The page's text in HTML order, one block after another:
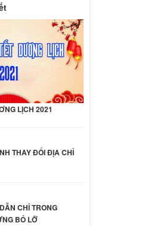
LỊCH 2021
THAY ĐỔI ĐỊA CHỈ
CHỈ TRONG
BỎ LỠ